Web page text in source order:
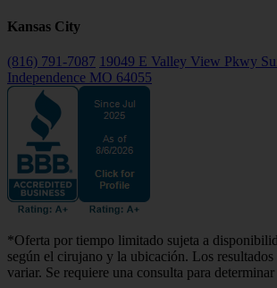
Kansas City
(816) 791-7087 19049 E Valley View Pkwy
Independence MO 64055
*Oferta por tiempo limitado sujeta a
según el cirujano y la ubicación. Los
variar. Se requiere una consulta para